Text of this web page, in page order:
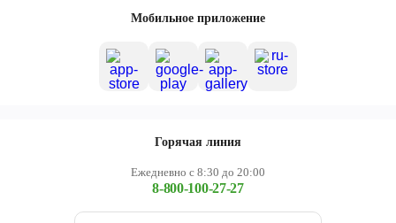
Мобильное приложение
Горячая линия
Ежедневно с 8:30 до 20:00
8-800-100-27-27